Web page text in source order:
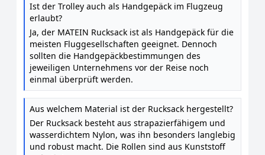
Ist der Trolley auch als Handgepäck im Flugzeug
erlaubt?
Ja, der MATEIN Rucksack ist als Handgepäck für die
meisten Fluggesellschaften geeignet. Dennoch
sollten die Handgepäckbestimmungen des
jeweiligen Unternehmens vor der Reise noch
einmal überprüft werden.
Aus welchem Material ist der Rucksack hergestellt?
Der Rucksack besteht aus strapazierfähigem und
wasserdichtem Nylon, was ihn besonders langlebig
und robust macht. Die Rollen sind aus Kunststoff